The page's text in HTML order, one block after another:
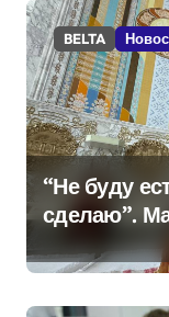
BELTA
“Не буду
сделаю”.
Дворца